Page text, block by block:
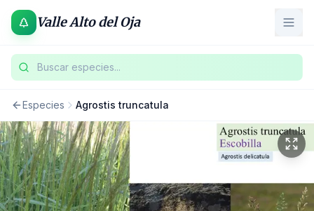
Valle Alto del Oja
Buscar especies...
Especies Agrostis truncatula